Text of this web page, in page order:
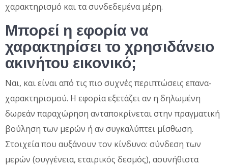
χαρακτηρισμό και τα συνδεδεμένα μέρη.
Μπορεί η εφορία να
χαρακτηρίσει το χρησιδάνειο
ακινήτου εικονικό;
Ναι, και είναι από τις πιο συχνές περιπτώσεις επανα-
χαρακτηρισμού. Η εφορία εξετάζει αν η δηλωμένη
δωρεάν παραχώρηση ανταποκρίνεται στην πραγματική
βούληση των μερών ή αν συγκαλύπτει μίσθωση.
Στοιχεία που αυξάνουν τον κίνδυνο: σύνδεση των
μερών (συγγένεια, εταιρικός δεσμός), ασυνήθιστα